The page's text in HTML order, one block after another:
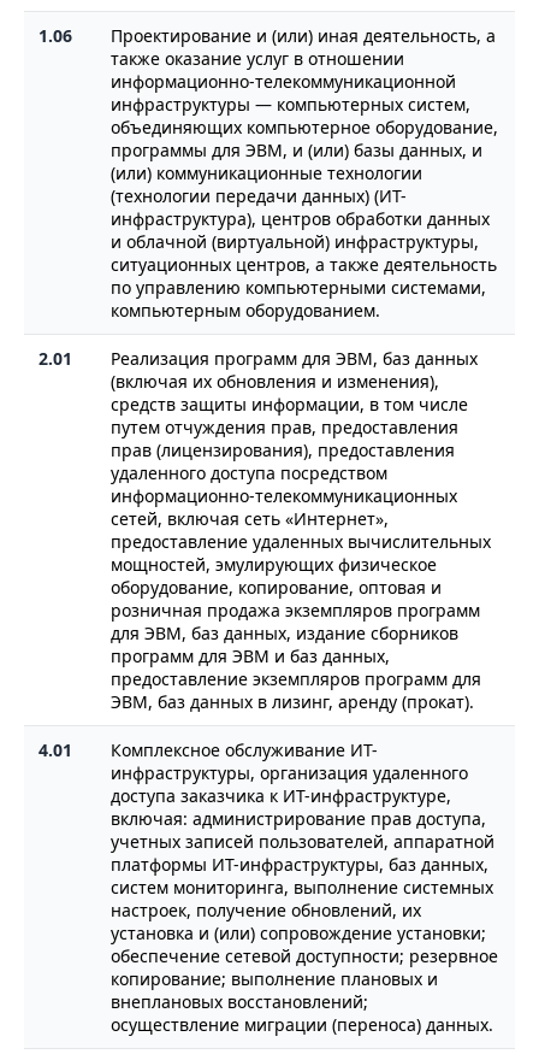
1.06
Проектирование и (или) иная деятельность, а
также оказание услуг в отношении
информационно-телекоммуникационной
инфраструктуры — компьютерных систем,
объединяющих компьютерное оборудование,
программы для ЭВМ, и (или) базы данных, и
(или) коммуникационные технологии
(технологии передачи данных) (ИТ-
инфраструктура), центров обработки данных
и облачной (виртуальной) инфраструктуры,
ситуационных центров, а также деятельность
по управлению компьютерными системами,
компьютерным оборудованием.
2.01
Реализация программ для ЭВМ, баз данных
(включая их обновления и изменения),
средств защиты информации, в том числе
путем отчуждения прав, предоставления
прав (лицензирования), предоставления
удаленного доступа посредством
информационно-телекоммуникационных
сетей, включая сеть «Интернет»,
предоставление удаленных вычислительных
мощностей, эмулирующих физическое
оборудование, копирование, оптовая и
розничная продажа экземпляров программ
для ЭВМ, баз данных, издание сборников
программ для ЭВМ и баз данных,
предоставление экземпляров программ для
ЭВМ, баз данных в лизинг, аренду (прокат).
4.01
Комплексное обслуживание ИТ-
инфраструктуры, организация удаленного
доступа заказчика к ИТ-инфраструктуре,
включая: администрирование прав доступа,
учетных записей пользователей, аппаратной
платформы ИТ-инфраструктуры, баз данных,
систем мониторинга, выполнение системных
настроек, получение обновлений, их
установка и (или) сопровождение установки;
обеспечение сетевой доступности; резервное
копирование; выполнение плановых и
внеплановых восстановлений;
осуществление миграции (переноса) данных.